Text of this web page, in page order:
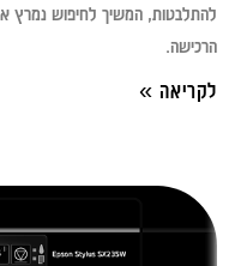
להתלבטות, המשיך לחיפוש נמרץ
הרכישה.
לקריאה »